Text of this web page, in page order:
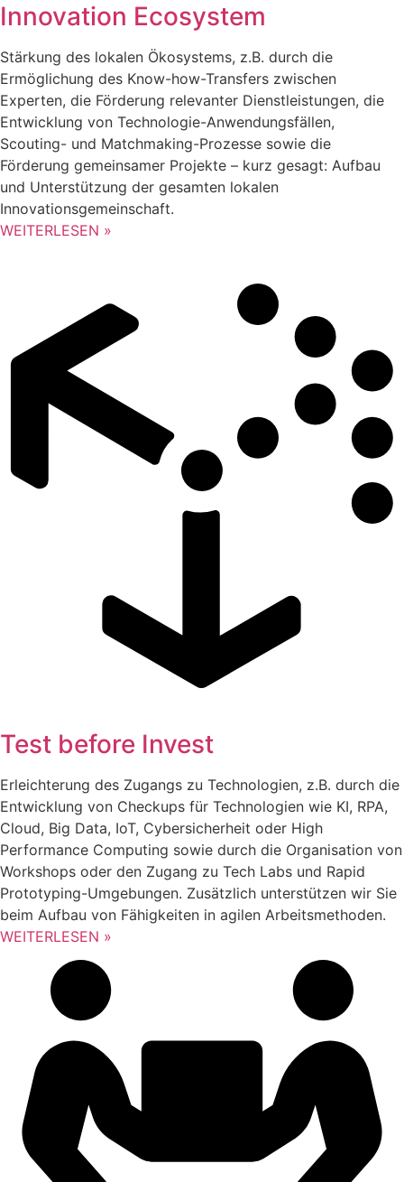
Innovation Ecosystem
Stärkung des lokalen Ökosystems, z.B. durch die
Ermöglichung des Know-how-Transfers zwischen
Experten, die Förderung relevanter Dienstleistungen, die
Entwicklung von Technologie-Anwendungsfällen,
Scouting- und Matchmaking-Prozesse sowie die
Förderung gemeinsamer Projekte – kurz gesagt: Aufbau
und Unterstützung der gesamten lokalen
Innovationsgemeinschaft.
WEITERLESEN »
Test before Invest
Erleichterung des Zugangs zu Technologien, z.B. durch die
Entwicklung von Checkups für Technologien wie KI, RPA,
Cloud, Big Data, IoT, Cybersicherheit oder High
Performance Computing sowie durch die Organisation von
Workshops oder den Zugang zu Tech Labs und Rapid
Prototyping-Umgebungen. Zusätzlich unterstützen wir Sie
beim Aufbau von Fähigkeiten in agilen Arbeitsmethoden.
WEITERLESEN »